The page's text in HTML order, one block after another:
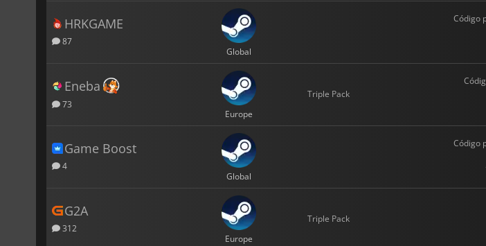
HRKGAME
87
Global
Código
Eneba
73
Europe
Triple Pack
Game Boost
4
Global
Código
G2A
312
Europe
Triple Pack